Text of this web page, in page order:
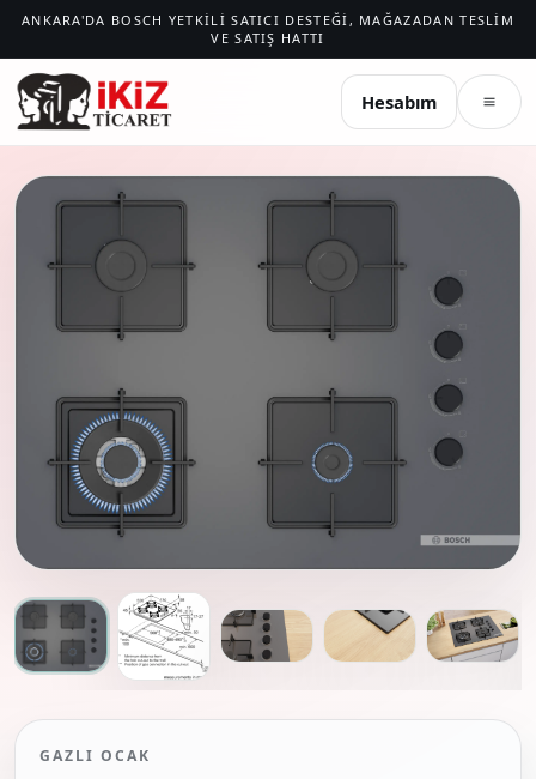
ANKARA'DA BOSCH YETKILI SATICI DESTEĞI, MAĞAZADAN TESLIM
VE SATIŞ HATTI
İKIZ TICARET
Hesabım
GAZLI OCAK